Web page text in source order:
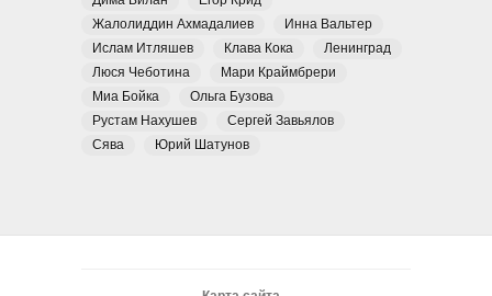
Жалолиддин Ахмадалиев
Инна Вальтер
Ислам Итляшев
Клава Кока
Ленинград
Люся Чеботина
Мари Краймбрери
Миа Бойка
Ольга Бузова
Рустам Нахушев
Сергей Завьялов
Сява
Юрий Шатунов